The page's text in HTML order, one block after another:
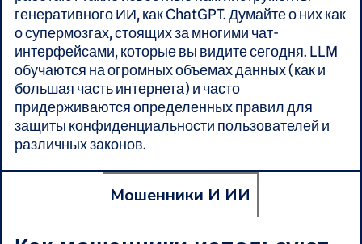
генеративного ИИ, как ChatGPT. Думайте о них как
о супермозгах, стоящих за многими чат-
интерфейсами, которые вы видите сегодня. LLM
обучаются на огромных объемах данных (как и
большая часть интернета) и часто
придерживаются определенных правил для
защиты конфиденциальности пользователей и
различных законов.
Мошенники И ИИ